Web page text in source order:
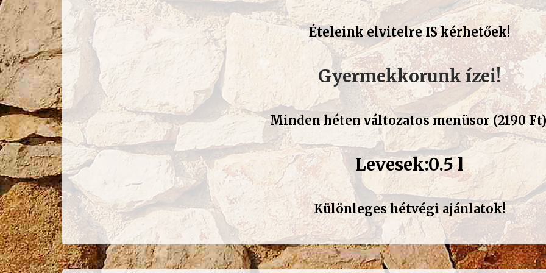
Ételeink elvitelre IS kérhetőek!
Gyermekkorunk ízei!
Minden héten változatos menüsor (2190
Levesek:0.5 l
Különleges hétvégi ajánlatok!